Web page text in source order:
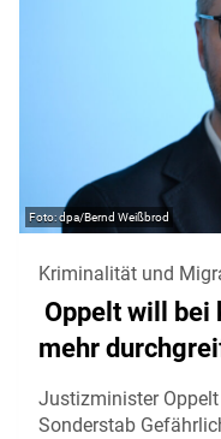
dpa/Bernd Weißbrod
Kriminalität und
Oppelt will
mehr
Justizminister
Sonderstab